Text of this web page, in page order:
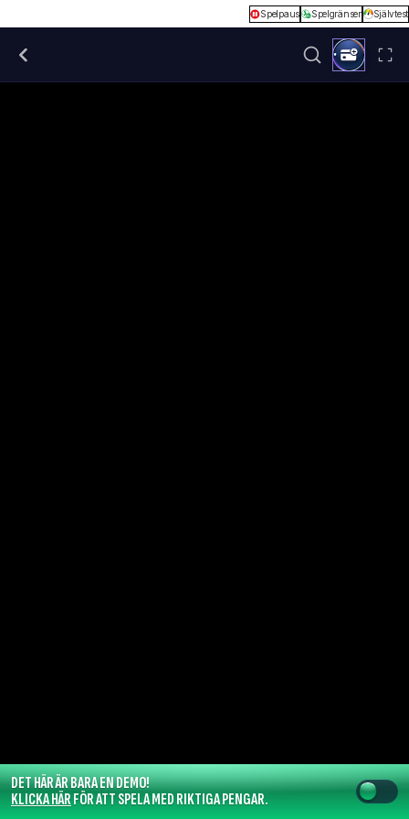
Spelpaus Spelgränser Självtest
DET HÄR ÄR BARA EN DEMO!
KLICKA HÄRFÖR ATT SPELA MED RIKTIGA PENGAR.